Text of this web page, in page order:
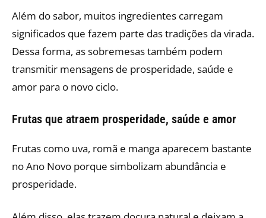
Além do sabor, muitos ingredientes carregam
significados que fazem parte das tradições da virada.
Dessa forma, as sobremesas também podem
transmitir mensagens de prosperidade, saúde e
amor para o novo ciclo.
Frutas que atraem prosperidade, saúde e amor
Frutas como uva, romã e manga aparecem bastante
no Ano Novo porque simbolizam abundância e
prosperidade.